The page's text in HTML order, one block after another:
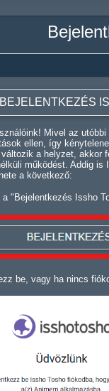
BEJELENTKEZÉS
Mivel az
ellen, így
a helyzet, akkor
működést. Addig is
a következő:
a "Bejelentkezés Issho
be, vagy ha nincs